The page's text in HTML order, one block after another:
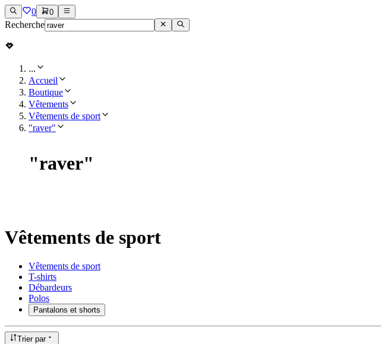
0 0
Recherche
...
Accueil
Boutique
Vêtements
Vêtements de sport
"raver"
"raver"
Vêtements de sport
Vêtements de sport
T-shirts
Débardeurs
Polos
Pantalons et shorts
Trier par